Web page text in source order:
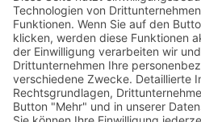
Barrierefreiheits-Anpassungen
Symbolleiste ausblenden
Wählen Sie Ihr Barrierefreiheitsprofil